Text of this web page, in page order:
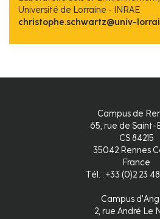
Université de Lorraine - INRAE
christophe.schwartz@univ-
Campus de
65, rue de Saint-
CS 84215
35042 Rennes
France
Tél. : +33 (0)2 23
Campus
2, rue André Le